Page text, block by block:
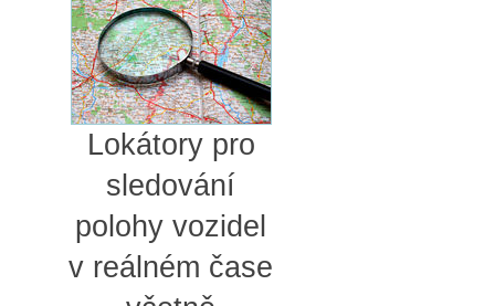
Lokátory pro
sledování
polohy vozidel
v reálném čase